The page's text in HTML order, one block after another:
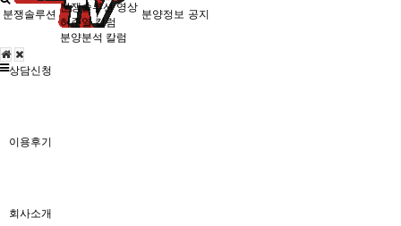
상담신청
이용후기
회사소개
분쟁솔루션
분쟁솔루션 영상
허준열 칼럼
분양분석 칼럼
분양정보 공지